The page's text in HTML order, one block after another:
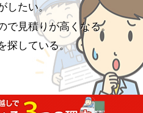
したい。
で見積りが高くなる。
探している。